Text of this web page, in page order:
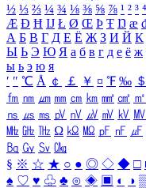
½ ⅓ ⅔ ¼ ¾ ⅛ ⅜ ⅝ ⅞ ¹ ² ³ ⁴
Æ Ð Ħ Ĳ Ł Ø Œ Þ Ŧ Ŋ æ
А Б В Г Д Е Ё Ж З И Й К
Ы Ь Э Ю Я а б в г д е ё ж
ы ь э ю я
′ ″ ℃ Å ￠ ￡ ￥ ¤ ℉ ‰ ＄
㎙ ㎚ ㎛ ㎜ ㎝ ㎞ ㎟ ㎠ ㎡
㎱ ㎲ ㎳ ㎴ ㎵ ㎶ ㎷ ㎸ ㎹
㎒ ㎓ ㎔ Ω ㏀ ㏁ ㎊ ㎋ ㎌
㏃ ㏉ ㏜ ㏆
§ ※ ☆ ★ ○ ● ◎ ◇ ◆ □
♠ ♡ ♥ ♧ ♣ ⊙ ◈ ▣ ◐ ◑